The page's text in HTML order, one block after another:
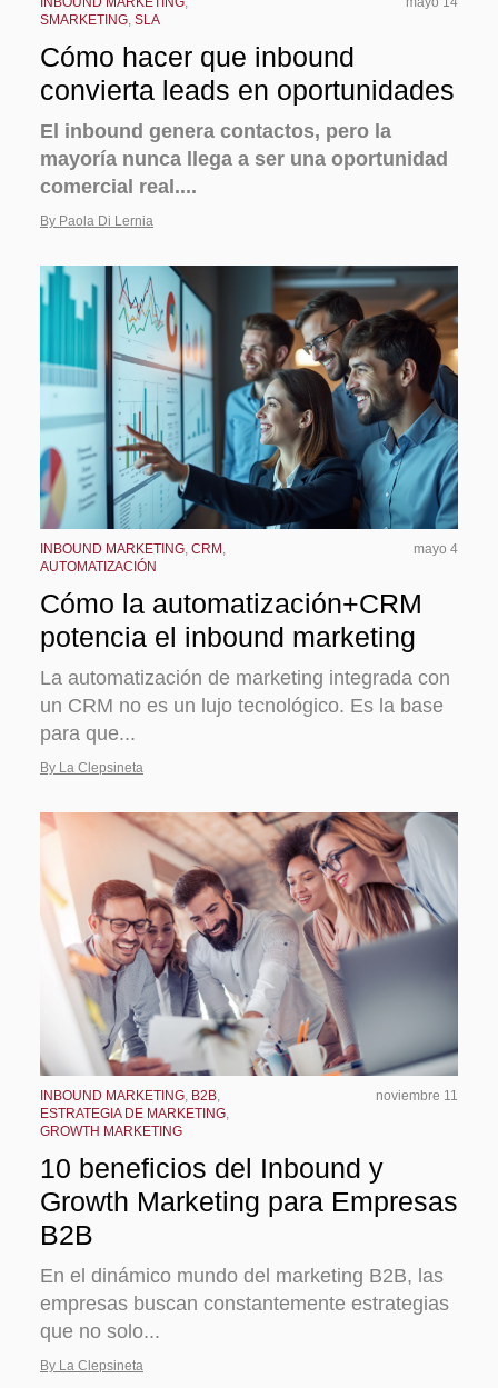
SMARKETING, SLA
Cómo hacer que inbound
convierta leads en oportunidades
El inbound genera contactos, pero la
mayoría nunca llega a ser una oportunidad
comercial real....
By Paola Di Lernia
INBOUND MARKETING, CRM ,
AUTOMATIZACIÓN
mayo 4
Cómo la automatización+CRM
potencia el inbound marketing
La automatización de marketing integrada con
un CRM no es un lujo tecnológico. Es la base
para que...
By La Clepsineta
INBOUND MARKETING, B2B,
ESTRATEGIA DE MARKETING,
GROWTH MARKETING
noviembre 11
10 beneficios del Inbound y
Growth Marketing para Empresas
B2B
En el dinámico mundo del marketing B2B, las
empresas buscan constantemente estrategias
que no solo...
By La Clepsineta